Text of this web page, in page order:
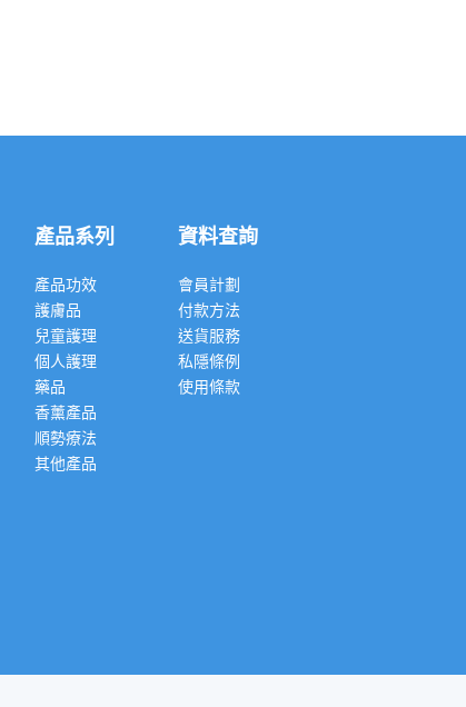
產品系列
產品功效
護膚品
兒童護理
個人護理
藥品
香薰產品
順勢療法
其他產品
資料查詢
會員計劃
付款方法
送貨服務
私隱條例
使用條款